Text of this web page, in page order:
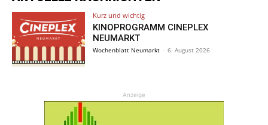
Kurz und wichtig
KINOPROGRAMM CINEPLEX
NEUMARKT
Wochenblatt Neumarkt - 6. August 2026
Anzeige